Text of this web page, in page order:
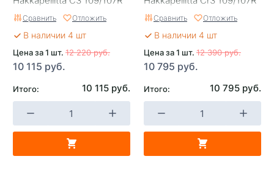
Шип
Сравнить Отложить
В наличии 4 шт
Цена за 1 шт. 12 220 руб.
10 115 руб.
Итого: 10 115 руб.
(2018 и старше)
Сравнить Отложить
В наличии 4 шт
Цена за 1 шт. 12 390 руб.
10 795 руб.
Итого: 10 795 руб.